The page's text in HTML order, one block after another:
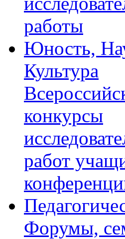
работы
Юность,
Культура
конкурсы
работ
Форумы,